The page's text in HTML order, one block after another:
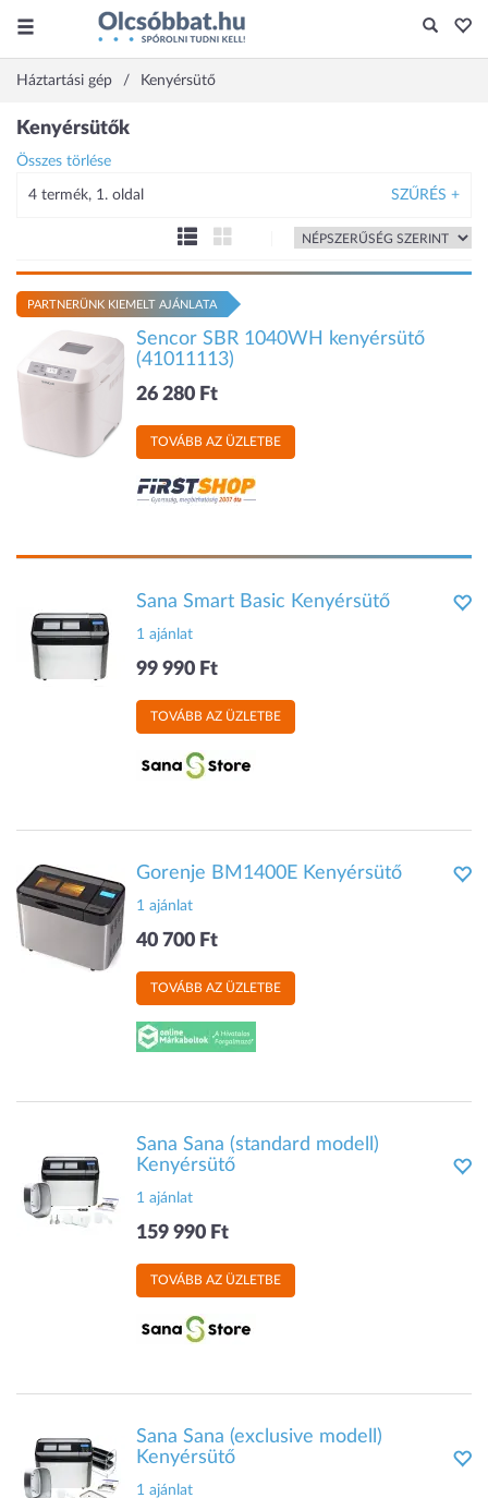
Háztartási gép Kenyérsütő
Kenyérsütők
Összes törlése
4 termék, 1. oldal SZŰRÉS +
PARTNERÜNK KIEMELT AJÁNLATA
Sencor SBR 1040WH kenyérsütő
(41011113)
26 280 Ft
TOVÁBB AZ ÜZLETBE
Sana Smart Basic Kenyérsütő
1 ajánlat
99 990 Ft
TOVÁBB AZ ÜZLETBE
Gorenje BM1400E Kenyérsütő
1 ajánlat
40 700 Ft
TOVÁBB AZ ÜZLETBE
Sana Sana (standard modell)
Kenyérsütő
1 ajánlat
159 990 Ft
TOVÁBB AZ ÜZLETBE
Sana Sana (exclusive modell)
Kenyérsütő
1 ajánlat